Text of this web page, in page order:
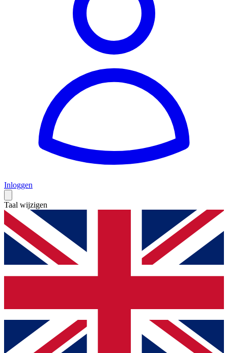
Inloggen
Taal wijzigen